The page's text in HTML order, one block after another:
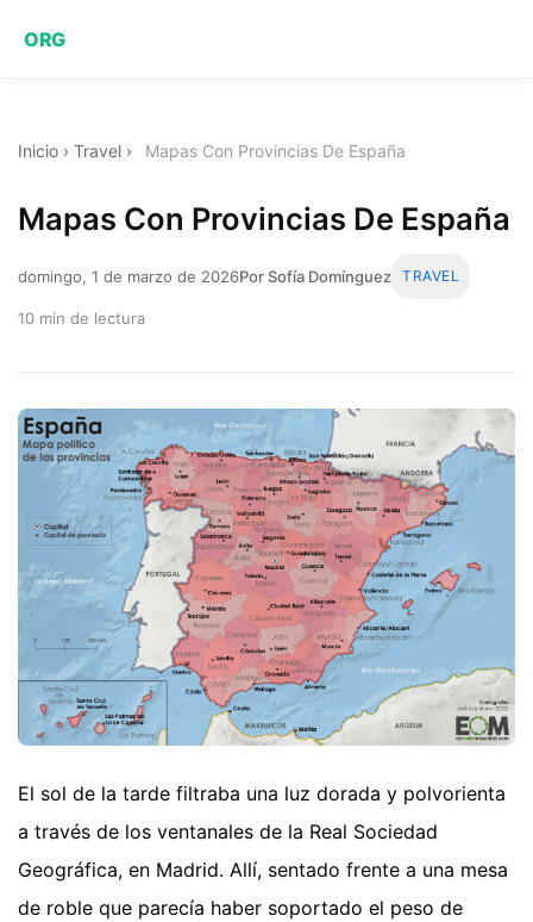
ORG
Inicio › Travel › Mapas Con Provincias De España
Mapas Con Provincias De España
domingo, 1 de marzo de 2026Por Sofía Domínguez TRAVEL
10 min de lectura
El sol de la tarde filtraba una luz dorada y polvorienta
a través de los ventanales de la Real Sociedad
Geográfica, en Madrid. Allí, sentado frente a una mesa
de roble que parecía haber soportado el peso de